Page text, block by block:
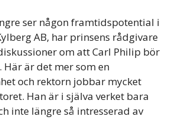
ser någon framtidspotential i
AB, har prinsens rådgivare
om att Carl Philip bör
är det mer som en
och rektorn jobbar mycket
Han är i själva verket bara
inte längre så intresserad av